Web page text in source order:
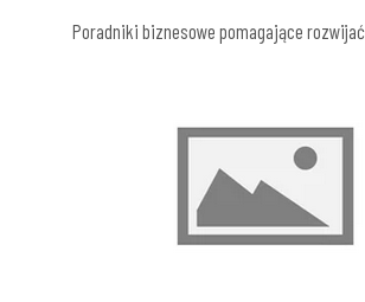
Poradniki biznesowe pomagające